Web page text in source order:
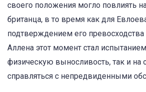
своего положения могло повлиять
британца, в то время как для
подтверждением его
Аллена этот момент стал
физическую выносливость, так и на
справляться с непредвиденными